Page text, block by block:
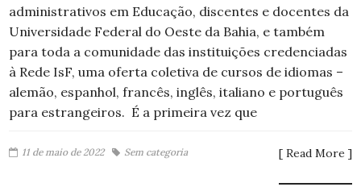
administrativos em Educação, discentes e docentes da
Universidade Federal do Oeste da Bahia, e também
para toda a comunidade das instituições credenciadas
à Rede IsF, uma oferta coletiva de cursos de idiomas –
alemão, espanhol, francês, inglês, italiano e português
para estrangeiros. É a primeira vez que
11 de maio de 2022 Sem categoria [ Read More ]